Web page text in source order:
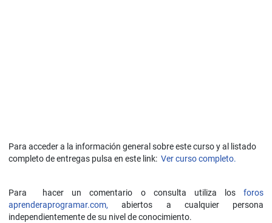
Para acceder a la información general sobre este curso y al listado
completo de entregas pulsa en este link: Ver curso completo.
Para hacer un comentario o consulta utiliza losforos
aprenderaprogramar.com, abiertos a cualquier persona
independientemente de su nivel de conocimiento.